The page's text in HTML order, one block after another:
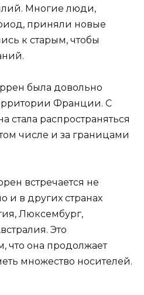
Многие люди,
приняли новые
к старым, чтобы
была довольно
Франции. С
стала распространяться
числе и за границами
встречается не
и в других странах
Люксембург,
Это
что она продолжает
множество носителей.